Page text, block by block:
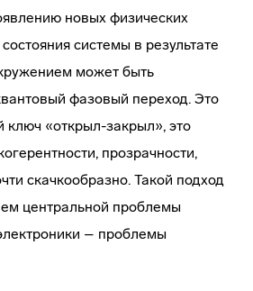
новых физических
системы в результате
может быть
фазовый переход. Это
ключ «открыл-закрыл», это
прозрачности,
скачкообразно. Такой подход
центральной проблемы
– проблемы